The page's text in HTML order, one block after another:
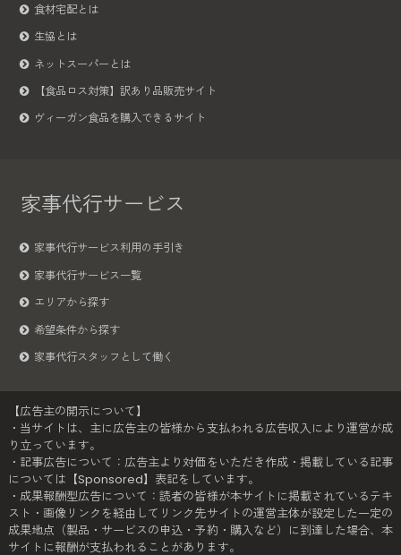
食材宅配とは
生協とは
ネットスーパーとは
【食品ロス対策】訳あり品販売サイト
ヴィーガン食品を購入できるサイト
家事代行サービス
家事代行サービス利用の手引き
家事代行サービス一覧
エリアから探す
希望条件から探す
家事代行スタッフとして働く
【広告主の開示について】
・当サイトは、主に広告主の皆様から支払われる広告収入により運営が成
り立っています。
・記事広告について：広告主より対価をいただき作成・掲載している記事
については【Sponsored】表記をしています。
・成果報酬型広告について：読者の皆様が本サイトに掲載されているテキ
スト・画像リンクを経由してリンク先サイトの運営主体が設定した一定の
成果地点（製品・サービスの申込・予約・購入など）に到達した場合、本
サイトに報酬が支払われることがあります。